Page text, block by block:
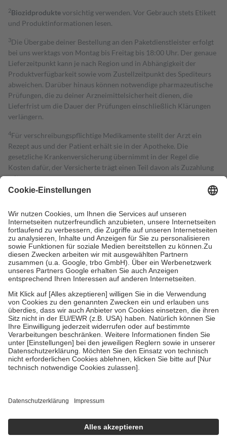
2Biozidproduktevorsichtig verwenden. Vor Gebrauch stets Etikett
und Produktinformationen lesen.
3Die Übergabe deiner Bestellung an den Paketdienstleister erfolgt
bei uns werktags von Montag bis Freitag bis 18:00 Uhr. Der genaue
Lieferzeitpunkt kann je nach Region und in Abhängigkeit der
Produktverfügbarkeit sowie vom Zustellzeitpunkt des Spediteurs
abweichen. Darüber hinaus können notwendige pharmazeutische
Prüfungen, die zu deiner Arzneimittelsicherheit dienen, die
Lieferfrist um die Dauer der Prüfungen einschließlich Klärungen
verlängern.
4Für verschreibungspflichtige Medikamente stellt der Arzt ein
Rezept aus und der Patient erhält sie in der Apotheke. Die
gesetzliche Krankenversicherung übernimmt in der Regel die
Kosten dafür, der Versicherte trägt einen Teil davon als Zuzahlung
mit.
Grundsätzlich leisten Mitglieder Zuzahlungen in Höhe von zehn
höchstens zehn Euro.
Es sind jedoch nie mehr als die tatsächlichen
Kosten der Leistung zu entrichten.
Diese Regeln gelten grundsätzlich auch für Online-Apotheken.
Bei Heilmitteln und häuslicher Krankenpflege beträgt die
Zuzahlung zehn Prozent der Kosten sowie zehn Euro je
Verordnung.
Um das Engagement der Versicherten für ihre eigene Gesundheit zu
stärken und die besondere Stellung der Familie zu unterstützen,
fallenkeine Zuzahlungenan bei:
• Kindern und Jugendlichen bis zum vollendeten 18. Lebensjahr
mit Ausnahme der Fahrkosten
• Untersuchungen zur Vorsorge und Früherkennung, die von der
GKV getragen werden
• empfohlenen Schutzimpfungen
• Harn- und Blutteststreifen
getroffen, um sicherzustellen, dass es sich um echte Bewertungen
https://help.etrusted.com/hc/de/articles/4419944605341